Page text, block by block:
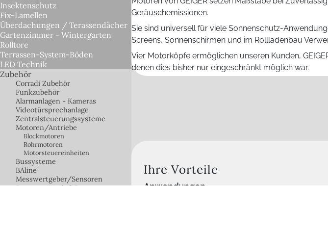
Insektenschutz
Fix-Lamellen
Überdachungen / Terassendächer
Gartenzimmer - Wintergarten
Rolltore
Terrassen-System-Böden
LED Technik
Zubehör
Corradi Zubehör
Funkzubehör
Alarmanlagen - Kameras
Videotürsprechanlage
Zentralsteuerungssysteme
Motoren/Antriebe
Blockmotoren
Rohrmotoren
Motorsteuereinheiten
Bussysteme
BAline
Messwertgeber/Sensoren
Steuerungszubehör
Geräuschemissionen.
Sie sind universell für viele Sonnenschutz-
Screens, Sonnenschirmen und im Rollladenbau
Vier Motorköpfe ermöglichen unseren Kunden,
denen dies bisher nur eingeschränkt möglich war.
Ihre Vorteile
Anwendungen